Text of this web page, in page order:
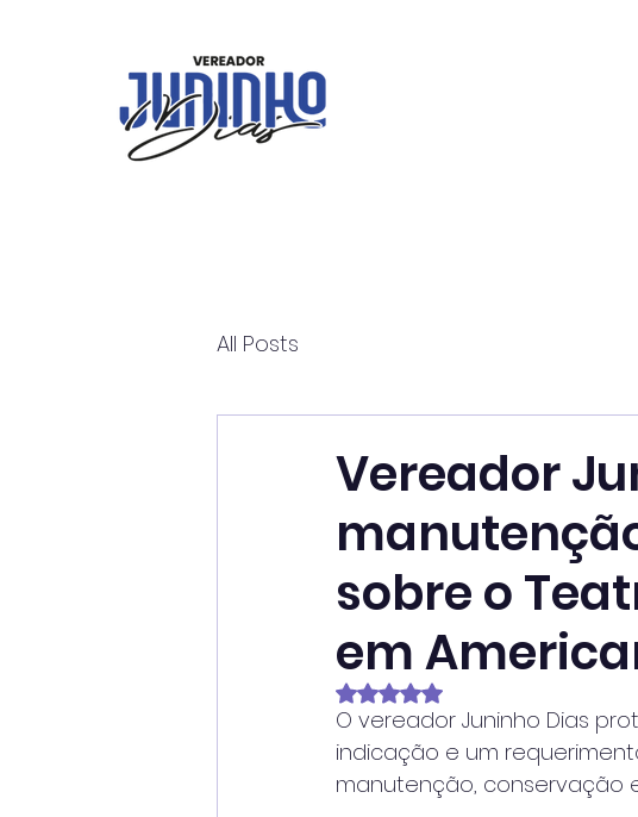
All Posts
Vereador
sobre o
em
Avaliado com NaN de 5
O vereador Juninho Dias
indicação e um
manutenção, conservação